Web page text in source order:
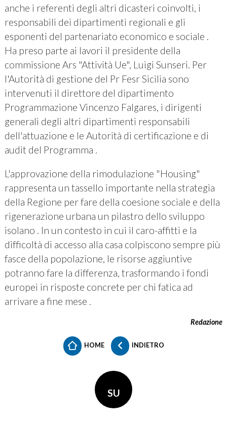
anche i referenti degli altri dicasteri coinvolti, i
responsabili dei dipartimenti regionali e gli
esponenti del partenariato economico e sociale .
Ha preso parte ai lavori il presidente della
commissione Ars "Attività Ue", Luigi Sunseri. Per
l'Autorità di gestione del Pr Fesr Sicilia sono
intervenuti il direttore del dipartimento
Programmazione Vincenzo Falgares, i dirigenti
generali degli altri dipartimenti responsabili
dell'attuazione e le Autorità di certificazione e di
audit del Programma .
L'approvazione della rimodulazione "Housing"
rappresenta un tassello importante nella strategia
della Regione per fare della coesione sociale e della
rigenerazione urbana un pilastro dello sviluppo
isolano . In un contesto in cui il caro-affitti e la
difficoltà di accesso alla casa colpiscono sempre più
fasce della popolazione, le risorse aggiuntive
potranno fare la differenza, trasformando i fondi
europei in risposte concrete per chi fatica ad
arrivare a fine mese .
Redazione
HOME INDIETRO
SU